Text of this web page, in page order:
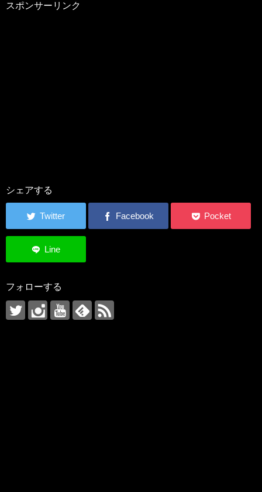
スポンサーリンク
シェアする
フォローする